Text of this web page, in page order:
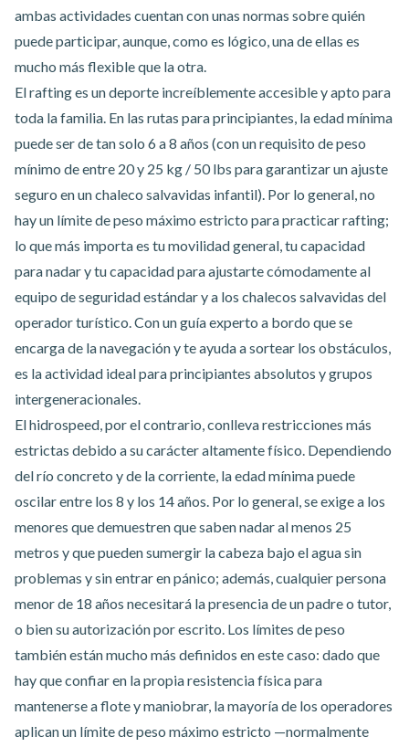
ambas actividades cuentan con unas normas sobre quién
puede participar, aunque, como es lógico, una de ellas es
mucho más flexible que la otra.
El rafting es un deporte increíblemente accesible y apto para
toda la familia. En las rutas para principiantes, la edad mínima
puede ser de tan solo 6 a 8 años (con un requisito de peso
mínimo de entre 20 y 25 kg / 50 lbs para garantizar un ajuste
seguro en un chaleco salvavidas infantil). Por lo general, no
hay un límite de peso máximo estricto para practicar rafting;
lo que más importa es tu movilidad general, tu capacidad
para nadar y tu capacidad para ajustarte cómodamente al
equipo de seguridad estándar y a los chalecos salvavidas del
operador turístico. Con un guía experto a bordo que se
encarga de la navegación y te ayuda a sortear los obstáculos,
es la actividad ideal para principiantes absolutos y grupos
intergeneracionales.
El hidrospeed, por el contrario, conlleva restricciones más
estrictas debido a su carácter altamente físico. Dependiendo
del río concreto y de la corriente, la edad mínima puede
oscilar entre los 8 y los 14 años. Por lo general, se exige a los
menores que demuestren que saben nadar al menos 25
metros y que pueden sumergir la cabeza bajo el agua sin
problemas y sin entrar en pánico; además, cualquier persona
menor de 18 años necesitará la presencia de un padre o tutor,
o bien su autorización por escrito. Los límites de peso
también están mucho más definidos en este caso: dado que
hay que confiar en la propia resistencia física para
mantenerse a flote y maniobrar, la mayoría de los operadores
aplican un límite de peso máximo estricto —normalmente